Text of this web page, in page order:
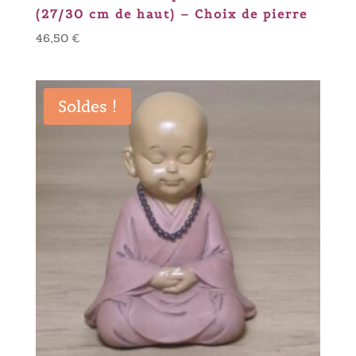
(27/30 cm de haut) – Choix de pierre
46,50 €
Soldes !